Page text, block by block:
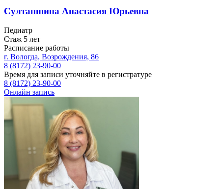
Султаншина Анастасия Юрьевна
Педиатр
Стаж 5 лет
Расписание работы
г. Вологда, Возрождения, 86
8 (8172) 23-90-00
Время для записи уточняйте в регистратуре
8 (8172) 23-90-00
Онлайн запись